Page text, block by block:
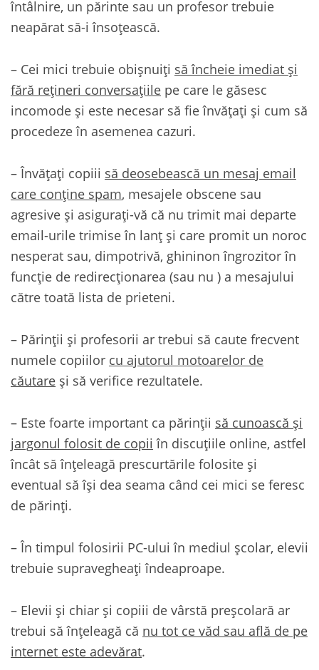
întâlnire, un părinte sau un profesor trebuie
neapărat să-i însoţească.
– Cei mici trebuie obişnuiţi să încheie imediat şi
fără reţineri conversaţiile pe care le găsesc
incomode şi este necesar să fie învăţaţi şi cum să
procedeze în asemenea cazuri.
– Învăţaţi copiii să deosebească un mesaj email
care conţine spam, mesajele obscene sau
agresive şi asiguraţi-vă că nu trimit mai departe
email-urile trimise în lanţ şi care promit un noroc
nesperat sau, dimpotrivă, ghininon îngrozitor în
funcţie de redirecţionarea (sau nu ) a mesajului
către toată lista de prieteni.
– Părinţii şi profesorii ar trebui să caute frecvent
numele copiilor cu ajutorul motoarelor de
căutare şi să verifice rezultatele.
– Este foarte important ca părinţii să cunoască şi
jargonul folosit de copii în discuţiile online, astfel
încât să înţeleagă prescurtările folosite şi
eventual să îşi dea seama când cei mici se feresc
de părinţi.
– În timpul folosirii PC-ului în mediul şcolar, elevii
trebuie supravegheaţi îndeaproape.
– Elevii şi chiar şi copiii de vârstă preşcolară ar
trebui să înţeleagă că nu tot ce văd sau află de pe
internet este adevărat.